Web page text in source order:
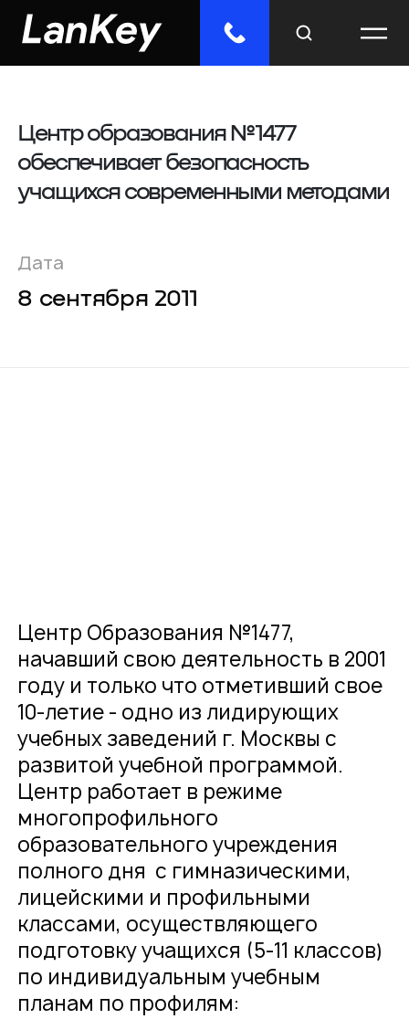
Меню
Главная
ИТ-решения
Инженерные системы
Центр образования №1477
обеспечивает безопасность
учащихся современными методами
Дата
8 сентября 2011
Центр Образования №1477,
начавший свою деятельность в 2001
году и только что отметивший свое
10-летие - одно из лидирующих
учебных заведений г. Москвы с
развитой учебной программой.
Центр работает в режиме
многопрофильного
образовательного учреждения
полного дня с гимназическими,
лицейскими и профильными
классами, осуществляющего
подготовку учащихся (5-11 классов)
по индивидуальным учебным
планам по профилям: